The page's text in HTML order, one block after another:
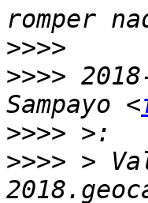
>>>>
>>>>
Sampayo <
>>>>
>>>> >